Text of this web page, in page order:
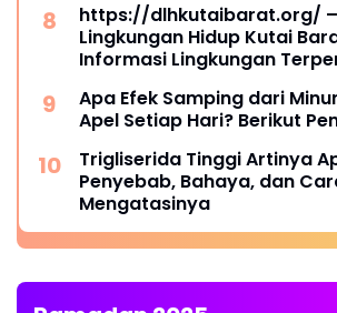
https://dlhkutaibarat.org/ –
Lingkungan Hidup Kutai
Informasi Lingkungan
Apa Efek Samping dari
Apel Setiap Hari? Berikut
Trigliserida Tinggi Artinya
Penyebab, Bahaya, dan
Mengatasinya